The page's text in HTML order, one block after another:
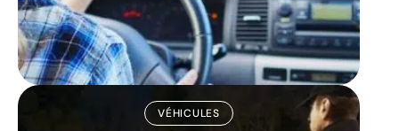
VÉHICULES